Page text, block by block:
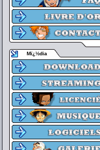
Mï¿½dia